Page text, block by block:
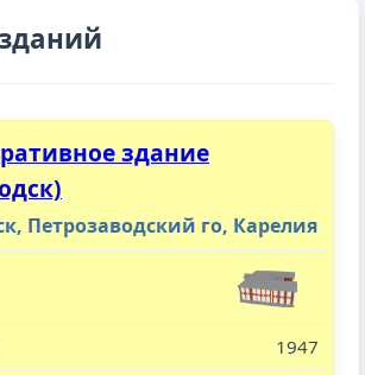
здание
Петрозаводский го, Карелия
1947